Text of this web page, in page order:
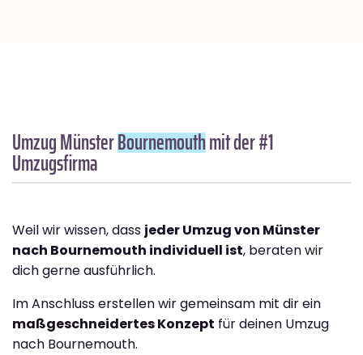
Umzug MünsterBournemouthmit der #1
Umzugsfirma
Weil wir wissen, dass jeder Umzug von Münster
nach Bournemouth individuell ist, beraten wir
dich gerne ausführlich.
Im Anschluss erstellen wir gemeinsam mit dir ein
maßgeschneidertes Konzept für deinen Umzug
nach Bournemouth.